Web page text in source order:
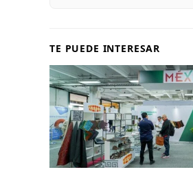
TE PUEDE INTERESAR